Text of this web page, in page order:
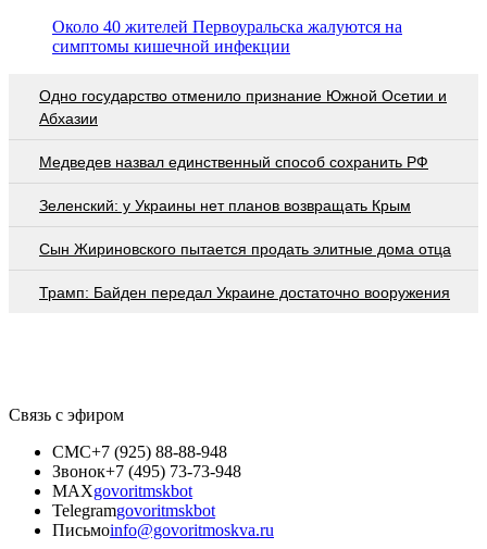
Около 40 жителей Первоуральска жалуются на
симптомы кишечной инфекции
Одно государство отменило признание Южной Осетии и
Абхазии
Медведев назвал единственный способ сохранить РФ
Зеленский: у Украины нет планов возвращать Крым
Сын Жириновского пытается продать элитные дома отца
Трамп: Байден передал Украине достаточно вооружения
Связь с эфиром
СМС+7 (925) 88-88-948
Звонок+7 (495) 73-73-948
MAXgovoritmskbot
Telegramgovoritmskbot
Письмоinfo@govoritmoskva.ru